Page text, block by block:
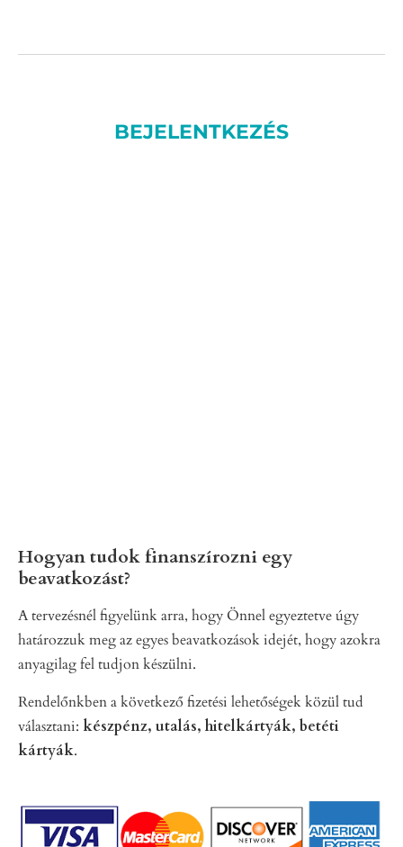
BEJELENTKEZÉS
Hogyan tudok finanszírozni egy
beavatkozást?
A tervezésnél figyelünk arra, hogy Önnel egyeztetve úgy
határozzuk meg az egyes beavatkozások idejét, hogy azokra
anyagilag fel tudjon készülni.
Rendelőnkben a következő fizetési lehetőségek közül tud
választani: készpénz, utalás, hitelkártyák, betéti
kártyák.